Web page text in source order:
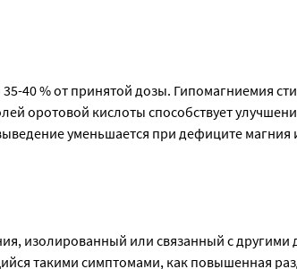
40 % от принятой дозы. Гипомагниемия
оротовой кислоты способствует
уменьшается при дефиците магния
изолированный или связанный с
такими симптомами, как повышенная